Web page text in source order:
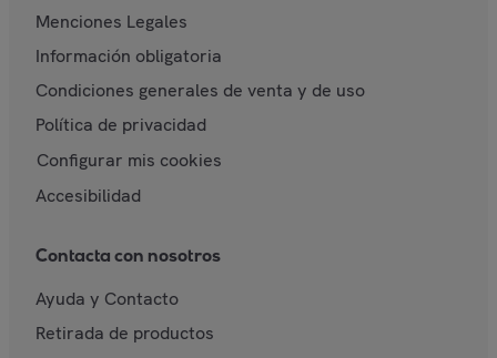
Menciones Legales
Información obligatoria
Condiciones generales de venta y de uso
Política de privacidad
Configurar mis cookies
Accesibilidad
Contacta con nosotros
Ayuda y Contacto
Retirada de productos